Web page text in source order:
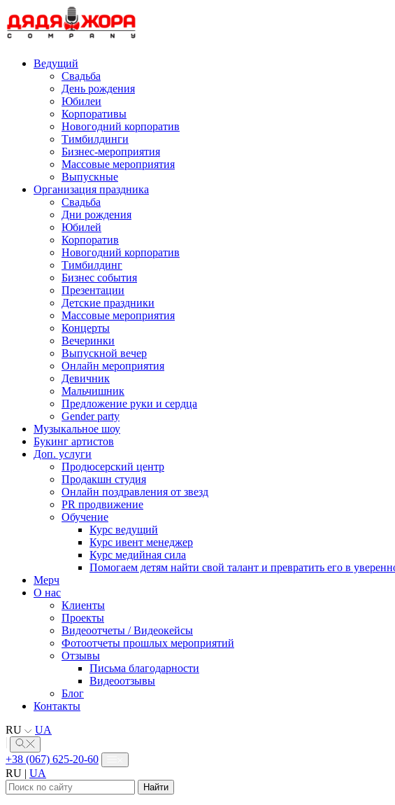
to
content
Ведущий
Свадьба
День рождения
Юбилеи
Корпоративы
Новогодний корпоратив
Тимбилдинги
Бизнес-мероприятия
Массовые мероприятия
Выпускные
Организация праздника
Свадьба
Дни рождения
Юбилей
Корпоратив
Новогодний корпоратив
Тимбилдинг
Бизнес события
Презентации
Детские праздники
Массовые мероприятия
Концерты
Вечеринки
Выпускной вечер
Онлайн мероприятия
Девичник
Мальчишник
Предложение руки и сердца
Gender party
Музыкальное шоу
Букинг артистов
Доп. услуги
Продюсерский центр
Продакшн студия
Онлайн поздравления от звезд
PR продвижение
Обучение
Курс ведущий
Курс ивент менеджер
Курс медийная сила
Помогаем детям найти свой талант и превратить его в
Мерч
О нас
Клиенты
Проекты
Видеоотчеты / Видеокейсы
Фотоотчеты прошлых мероприятий
Отзывы
Письма благодарности
Видеоотзывы
Блог
Контакты
RU
UA
+38 (067) 625-20-60
RU | UA
Найти: